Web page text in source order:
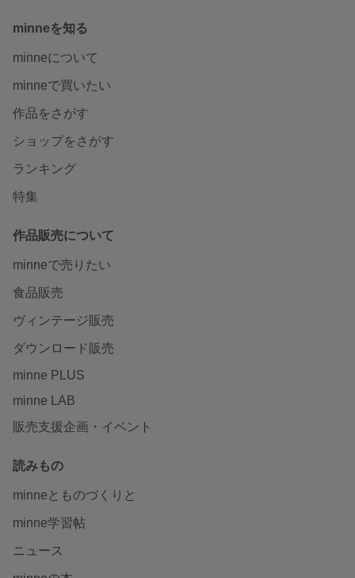
minneを知る
minneについて
minneで買いたい
作品をさがす
ショップをさがす
ランキング
特集
作品販売について
minneで売りたい
食品販売
ヴィンテージ販売
ダウンロード販売
minne PLUS
minne LAB
販売支援企画・イベント
読みもの
minneとものづくりと
minne学習帖
ニュース